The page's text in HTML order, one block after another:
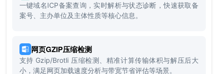
一键域名ICP备案查询，实时解析与状态诊断，快速获取备
案号、主办单位及主体性质等核心信息。
网页GZIP压缩检测
支持 Gzip/Brotli 压缩检测、精准计算传输体积与解压后大
小，满足网页加载速度分析与带宽节省评估等场景。